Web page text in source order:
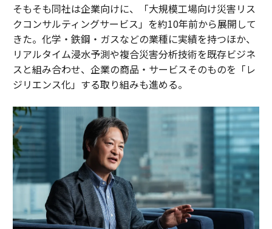
そもそも同社は企業向けに、「大規模工場向け災害リス
クコンサルティングサービス」を約10年前から展開して
きた。化学・鉄鋼・ガスなどの業種に実績を持つほか、
リアルタイム浸水予測や複合災害分析技術を既存ビジネ
スと組み合わせ、企業の商品・サービスそのものを「レ
ジリエンス化」する取り組みも進める。